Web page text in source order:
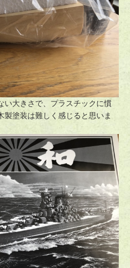
い大きさで、プラスチックに慣
製塗装は難しく感じると思いま